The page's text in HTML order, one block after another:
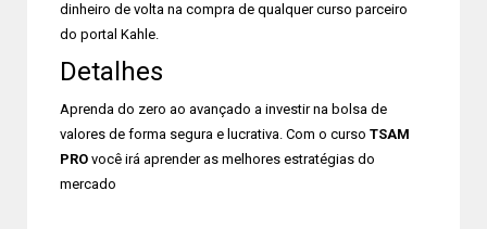
dinheiro de volta na compra de qualquer curso parceiro
do portal Kahle.
Detalhes
Aprenda do zero ao avançado a investir na bolsa de
valores de forma segura e lucrativa. Com o curso TSAM
PRO você irá aprender as melhores estratégias do
mercado